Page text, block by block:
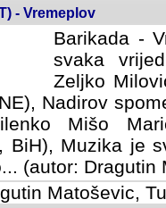
- Vremeplov
Barikada -
svaka
Milovic,
spomenar
Maric, UK),
svirala (autor:
Matosevic,
Matoševic,